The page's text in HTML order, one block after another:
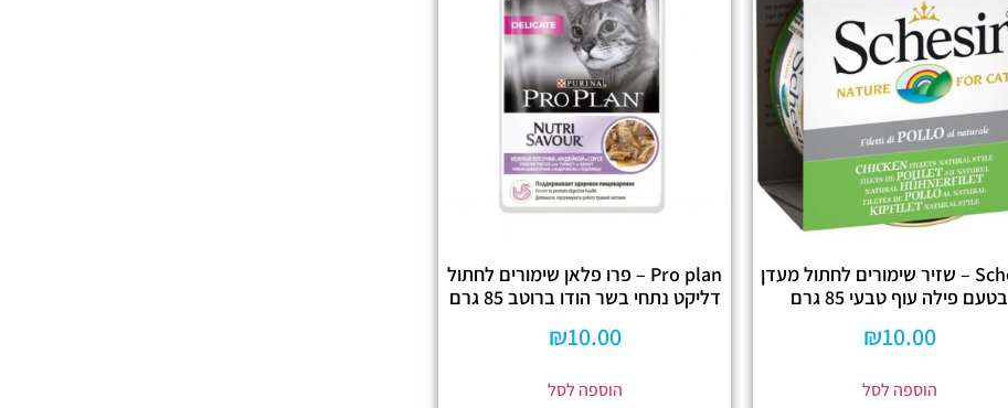
Schesir – שזיר שימורים לחתול מעדן
בטעם פילה עוף טבעי 85 גרם
₪10.00
הוספה לסל
Pro plan – פרו פלאן שימורים לחתול
דליקט נתחי בשר הודו ברוטב 85 גרם
₪10.00
הוספה לסל